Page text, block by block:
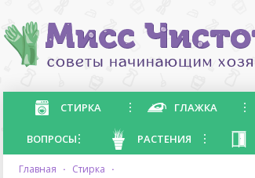
СТИРКА ГЛАЖКА
ВОПРОСЫ РАСТЕНИЯ
главная · стирка ·